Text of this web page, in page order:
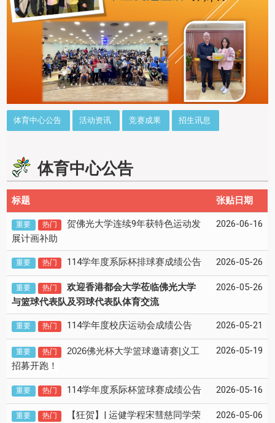
体育中心公告 活动资讯 竞赛成果 招生讯息
体育中心公告
标题 张贴日期
重要 热门
贺佛光大学连续9年获特色运动发
展计画补助
2026-06-16
重要 热门 114学年度系际杯排球赛成绩公告 2026-05-26
重要 热门
欢迎香港都会大学莅临佛光大学
与篮球代表队及羽球代表队体育交流
2026-05-26
重要 热门 114学年度校庆运动会成绩公告 2026-05-21
重要 热门 2026佛光杯大学篮球邀请赛| 义工
招募开跑！
2026-05-19
重要 热门 114学年度系际杯篮球赛成绩公告 2026-05-16
重要 热门
【狂贺】| 运健学程宋彗慈同学荣
2026-05-06